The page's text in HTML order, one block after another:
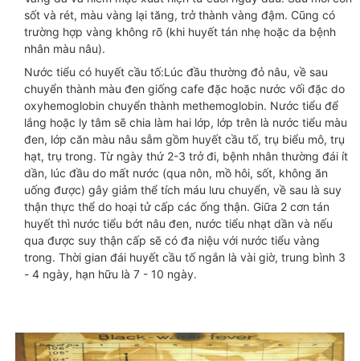
sốt và rét, màu vàng lại tăng, trở thành vàng đậm. Cũng có
trường hợp vàng không rõ (khi huyết tán nhẹ hoặc da bệnh
nhân màu nâu).
Nước tiểu có huyết cầu tố:Lúc đầu thường đỏ nâu, về sau
chuyển thành màu đen giống cafe đặc hoặc nước vối đặc do
oxyhemoglobin chuyển thành methemoglobin. Nước tiểu để
lắng hoặc ly tâm sẽ chia làm hai lớp, lớp trên là nước tiểu màu
đen, lớp căn màu nâu sẫm gồm huyết cầu tố, trụ biểu mô, trụ
hạt, trụ trong. Từ ngày thứ 2-3 trở đi, bệnh nhân thường đái ít
dần, lúc đầu do mất nước (qua nôn, mồ hôi, sốt, không ăn
uống được) gây giảm thể tích máu lưu chuyển, về sau là suy
thận thực thể do hoại tử cấp các ống thận. Giữa 2 cơn tán
huyết thì nước tiểu bớt nâu đen, nước tiểu nhạt dần và nếu
qua được suy thận cấp sẽ có đa niệu với nước tiểu vàng
trong. Thời gian đái huyết cầu tố ngắn là vài giờ, trung bình 3
- 4 ngày, hạn hữu là 7 - 10 ngày.